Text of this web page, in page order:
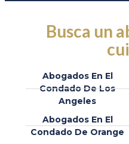
Busca un
Abogados En El
Condado De Los
Angeles
Abogados En El
Condado De Orange